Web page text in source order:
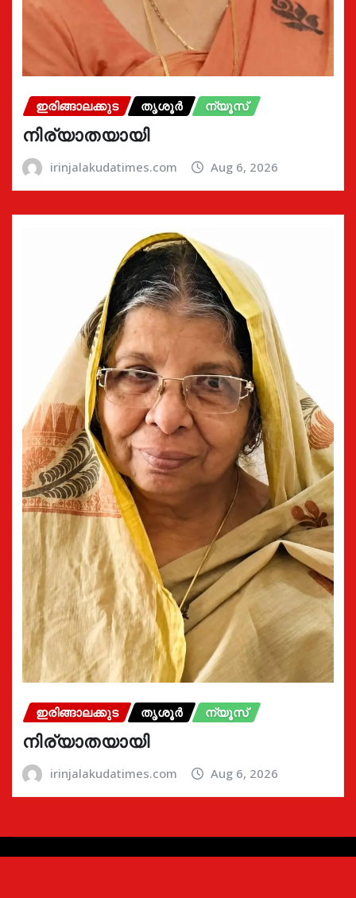
ഇരിങ്ങാലക്കുട തൃശൂർ ന്യൂസ്
നിര്യാതയായി
irinjalakudatimes.com Aug 6, 2026
ഇരിങ്ങാലക്കുട തൃശൂർ ന്യൂസ്
നിര്യാതയായി
irinjalakudatimes.com Aug 6, 2026